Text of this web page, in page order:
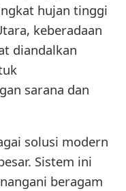
hujan tinggi
keberadaan
diandalkan
sarana dan
solusi modern
Sistem ini
beragam